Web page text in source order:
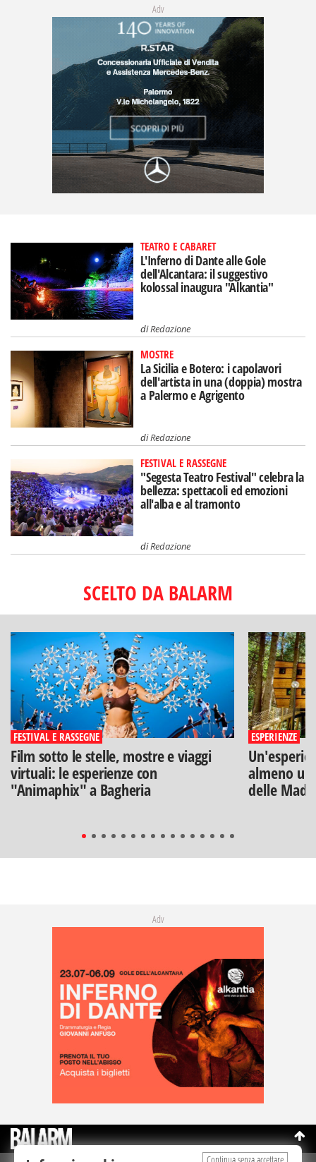
Adv
TEATRO E CABARET
L'Inferno di Dante alle Gole
dell'Alcantara: il suggestivo
kolossal inaugura "Alkantia"
diRedazione
MOSTRE
La Sicilia e Botero: i capolavori
dell'artista in una (doppia) mostra
a Palermo e Agrigento
diRedazione
FESTIVAL E RASSEGNE
"Segesta Teatro Festival" celebra la
bellezza: spettacoli ed emozioni
all'alba e al tramonto
diRedazione
SCELTO DA BALARM
FESTIVAL E RASSEGNE
Film sotto le stelle, mostre e viaggi
virtuali: le esperienze con
"Animaphix" a Bagheria
ESPERIENZE
almeno
delle
Adv